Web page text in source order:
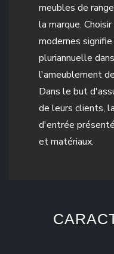
meubles de
la marque.
modernes
pluriannuelle
l'ameublement
Dans le but
de leurs clients,
d'entrée
et matériaux.